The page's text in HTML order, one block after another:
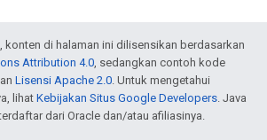
konten di halaman ini dilisensikan berdasarkan
Attribution 4.0, sedangkan contoh kode
Lisensi Apache 2.0. Untuk mengetahui
lihat Kebijakan Situs Google Developers. Java
dari Oracle dan/atau afiliasinya.